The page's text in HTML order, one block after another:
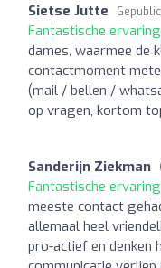
Sietse Jutte
Fantastische
dames, waarmee de
contactmoment
(mail / bellen /
op vragen, kortom
Sanderijn Ziekman
Fantastische
meeste contact
allemaal heel
pro-actief en denken